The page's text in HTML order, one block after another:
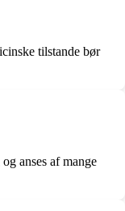
tilstande bør
anses af mange